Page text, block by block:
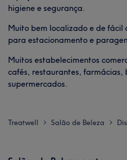
higiene e segurança.
Muito bem localizado e de fácil
para estacionamento e
Muitos estabelecimentos
cafés, restaurantes, farmácias,
supermercados.
Treatwell > Salão de Beleza >